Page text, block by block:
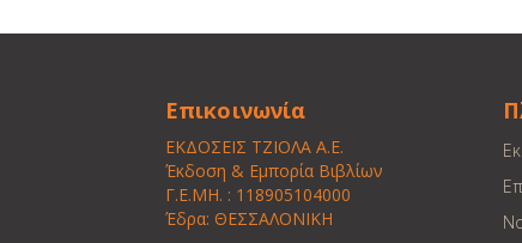
Επικοινωνία
ΕΚΔΟΣΕΙΣ ΤΖΙΟΛΑ Α.Ε.
Έκδοση & Εμπορία Βιβλίων
Γ.Ε.ΜΗ. : 118905104000
Έδρα: ΘΕΣΣΑΛΟΝΙΚΗ